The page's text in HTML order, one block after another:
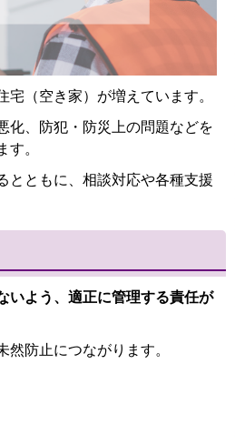
（空き家）が増えています。
化、防犯・防災上の問題などを
。
とともに、相談対応や各種支援
いよう、適正に管理する責任が
防止につながります。